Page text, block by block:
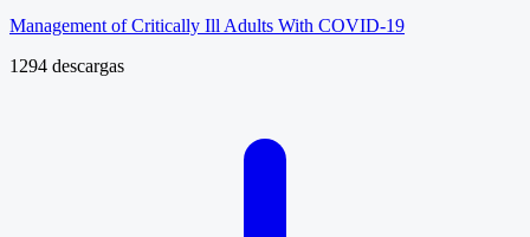
Management of Critically Ill Adults With COVID-19
1294 descargas